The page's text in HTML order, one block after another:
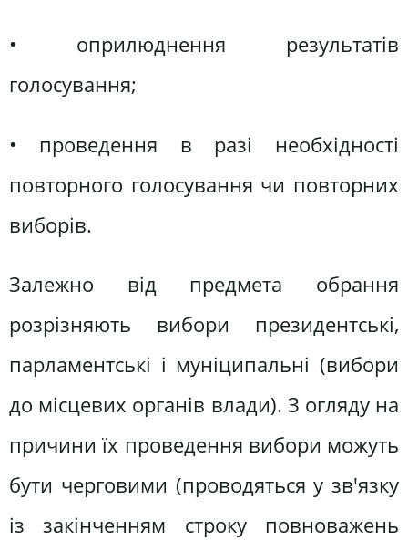
• оприлюднення результатів
голосування;
• проведення в разі необхідності
повторного голосування чи повторних
виборів.
Залежно від предмета обрання
розрізняють вибори президентські,
парламентські і муніципальні (вибори
до місцевих органів влади). З огляду на
причини їх проведення вибори можуть
бути черговими (проводяться у зв'язку
із закінченням строку повноважень